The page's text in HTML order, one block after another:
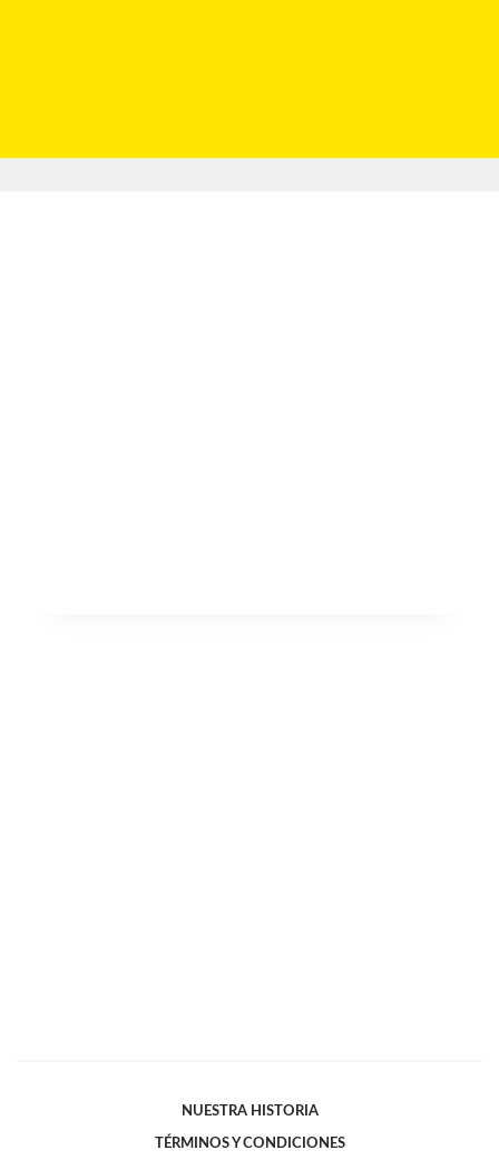
NUESTRA HISTORIA
TÉRMINOS Y CONDICIONES